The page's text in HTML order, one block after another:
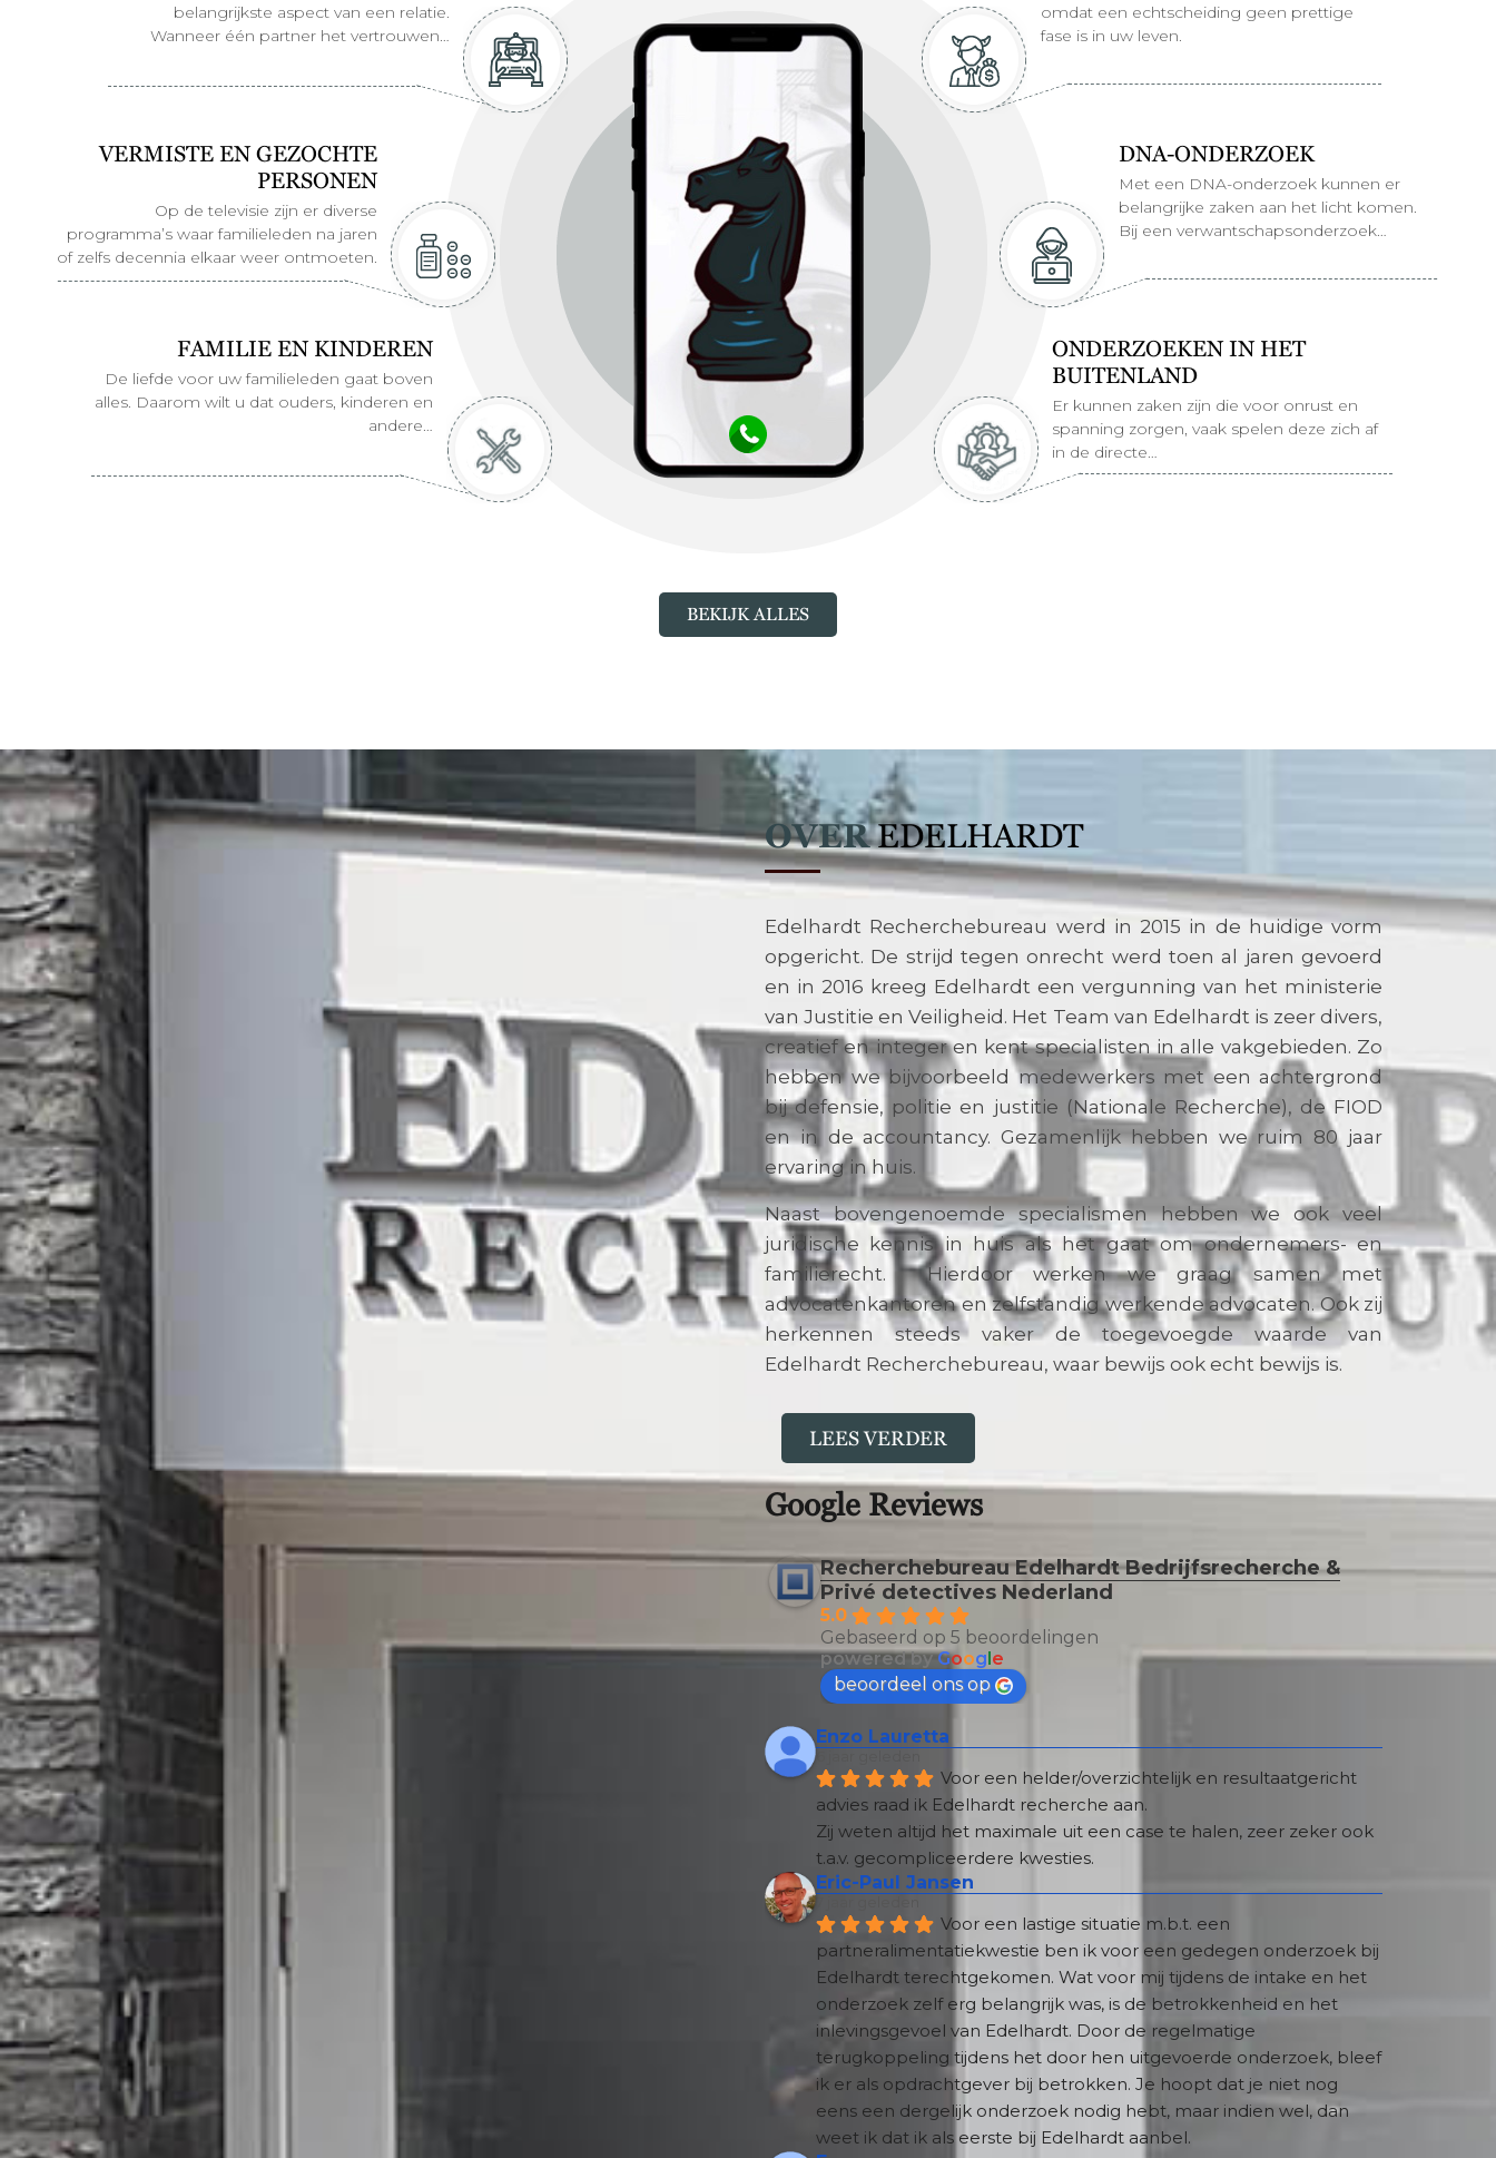
belangrijkste aspect van een relatie.
Wanneer één partner het vertrouwen…
omdat een echtscheiding geen prettige
fase is in uw leven.
VERMISTE EN GEZOCHTE
PERSONEN
Op de televisie zijn er diverse
programma’s waar familieleden na jaren
of zelfs decennia elkaar weer ontmoeten.
DNA-ONDERZOEK
Met een DNA-onderzoek kunnen er
belangrijke zaken aan het licht komen.
Bij een verwantschapsonderzoek…
FAMILIE EN KINDEREN
De liefde voor uw familieleden gaat boven
alles. Daarom wilt u dat ouders, kinderen en
andere…
ONDERZOEKEN IN HET
BUITENLAND
Er kunnen zaken zijn die voor onrust en
spanning zorgen, vaak spelen deze zich af
in de directe…
BEKIJK ALLES
OVEREDELHARDT
Edelhardt Recherchebureau werd in 2015 in de huidige vorm
opgericht. De strijd tegen onrecht werd toen al jaren gevoerd
en in 2016 kreeg Edelhardt een vergunning van het ministerie
van Justitie en Veiligheid. Het Team van Edelhardt is zeer divers,
creatief en integer en kent specialisten in alle vakgebieden. Zo
hebben we bijvoorbeeld medewerkers met een achtergrond
bij defensie, politie en justitie (Nationale Recherche), de FIOD
en in de accountancy. Gezamenlijk hebben we ruim 80 jaar
ervaring in huis.
Naast bovengenoemde specialismen hebben we ook veel
juridische kennis in huis als het gaat om ondernemers- en
familierecht. Hierdoor werken we graag samen met
advocatenkantoren en zelfstandig werkende advocaten. Ook zij
herkennen steeds vaker de toegevoegde waarde van
Edelhardt Recherchebureau, waar bewijs ook echt bewijs is.
LEES VERDER
Google Reviews
Recherchebureau Edelhardt Bedrijfsrecherche &
Privé detectives Nederland
5.0
Gebaseerd op 5 beoordelingen
powered byGoogle
beoordeel ons op
Enzo Lauretta
Voor een helder/overzichtelijk en resultaatgericht
advies raad ik Edelhardt recherche aan.
Zij weten altijd het maximale uit een case te halen, zeer zeker ook
t.a.v. gecompliceerdere kwesties.
Eric-Paul Jansen
Voor een lastige situatie m.b.t. een
partneralimentatiekwestie ben ik voor een gedegen onderzoek bij
Edelhardt terechtgekomen. Wat voor mij tijdens de intake en het
onderzoek zelf erg belangrijk was, is de betrokkenheid en het
inlevingsgevoel van Edelhardt. Door de regelmatige
terugkoppeling tijdens het door hen uitgevoerde onderzoek, bleef
ik er als opdrachtgever bij betrokken. Je hoopt dat je niet nog
eens een dergelijk onderzoek nodig hebt, maar indien wel, dan
weet ik dat ik als eerste bij Edelhardt aanbel.